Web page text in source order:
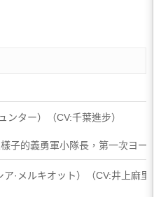
ンター）（CV:千葉進步）
子的義勇軍小隊長，第一次ヨ
ア·メルキオット）（CV:井上麻里